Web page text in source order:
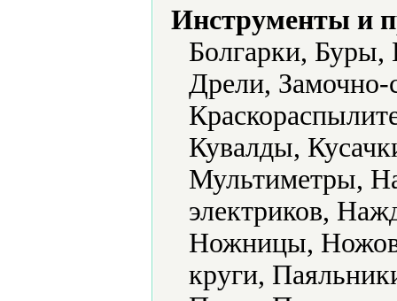
Инструменты и
Болгарки,
Дрели,
Кувалды,
Мультиметры,
электриков,
Ножницы,
круги,